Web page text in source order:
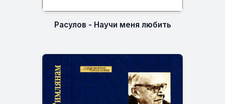
Расулов - Научи меня любить